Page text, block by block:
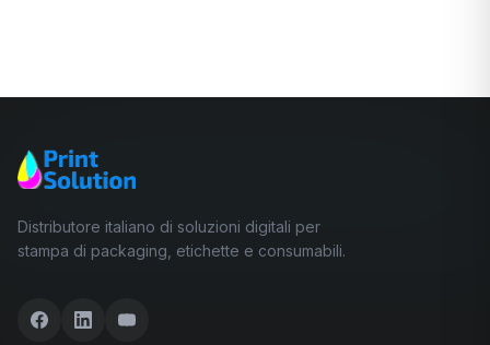
Distributore italiano di soluzioni digitali per
stampa di packaging, etichette e consumabili.